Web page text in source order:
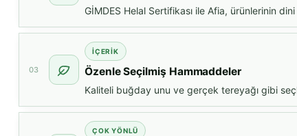
GİMDES Helal Sertifikası ile Afia, ürünlerinin
03
İÇERIK
Özenle Seçilmiş Hammaddeler
Kaliteli buğday unu ve gerçek tereyağı gibi
ÇOK YÖNLÜ